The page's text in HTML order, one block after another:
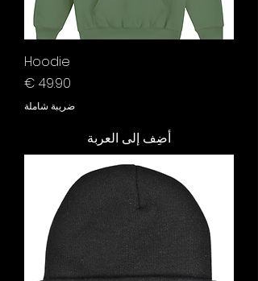
Hoodie
السعر
ضريبة شاملة
أضِف إلى العربة